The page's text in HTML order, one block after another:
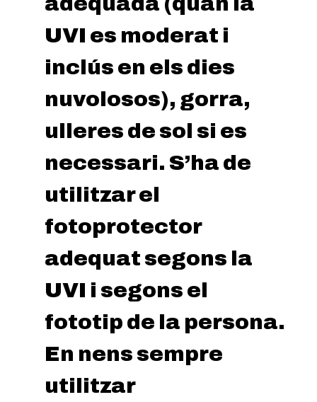
UVI es moderat i
inclús en els dies
nuvolosos), gorra,
ulleres de sol si es
necessari. S’ha de
utilitzar el
fotoprotector
adequat segons la
UVI i segons el
fototip de la persona.
En nens sempre
utilitzar